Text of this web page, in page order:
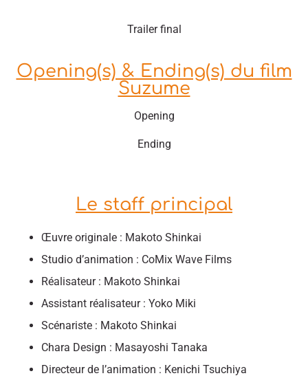
Trailer final
Opening(s) & Ending(s) du film
Suzume
Opening
Ending
Le staff principal
Œuvre originale : Makoto Shinkai
Studio d’animation : CoMix Wave Films
Réalisateur : Makoto Shinkai
Assistant réalisateur : Yoko Miki
Scénariste : Makoto Shinkai
Chara Design : Masayoshi Tanaka
Directeur de l’animation : Kenichi Tsuchiya